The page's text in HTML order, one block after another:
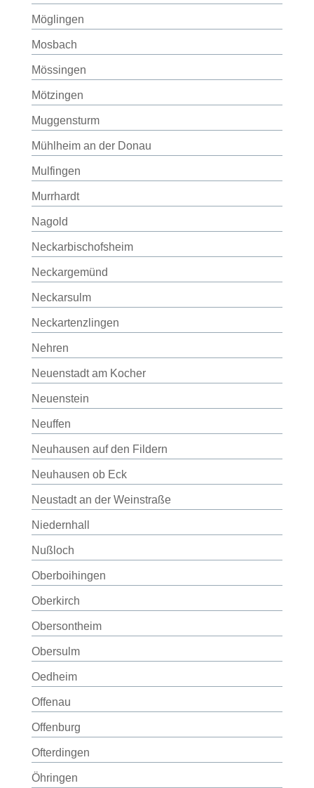
Möglingen
Mosbach
Mössingen
Mötzingen
Muggensturm
Mühlheim an der Donau
Mulfingen
Murrhardt
Nagold
Neckarbischofsheim
Neckargemünd
Neckarsulm
Neckartenzlingen
Nehren
Neuenstadt am Kocher
Neuenstein
Neuffen
Neuhausen auf den Fildern
Neuhausen ob Eck
Neustadt an der Weinstraße
Niedernhall
Nußloch
Oberboihingen
Oberkirch
Obersontheim
Obersulm
Oedheim
Offenau
Offenburg
Ofterdingen
Öhringen